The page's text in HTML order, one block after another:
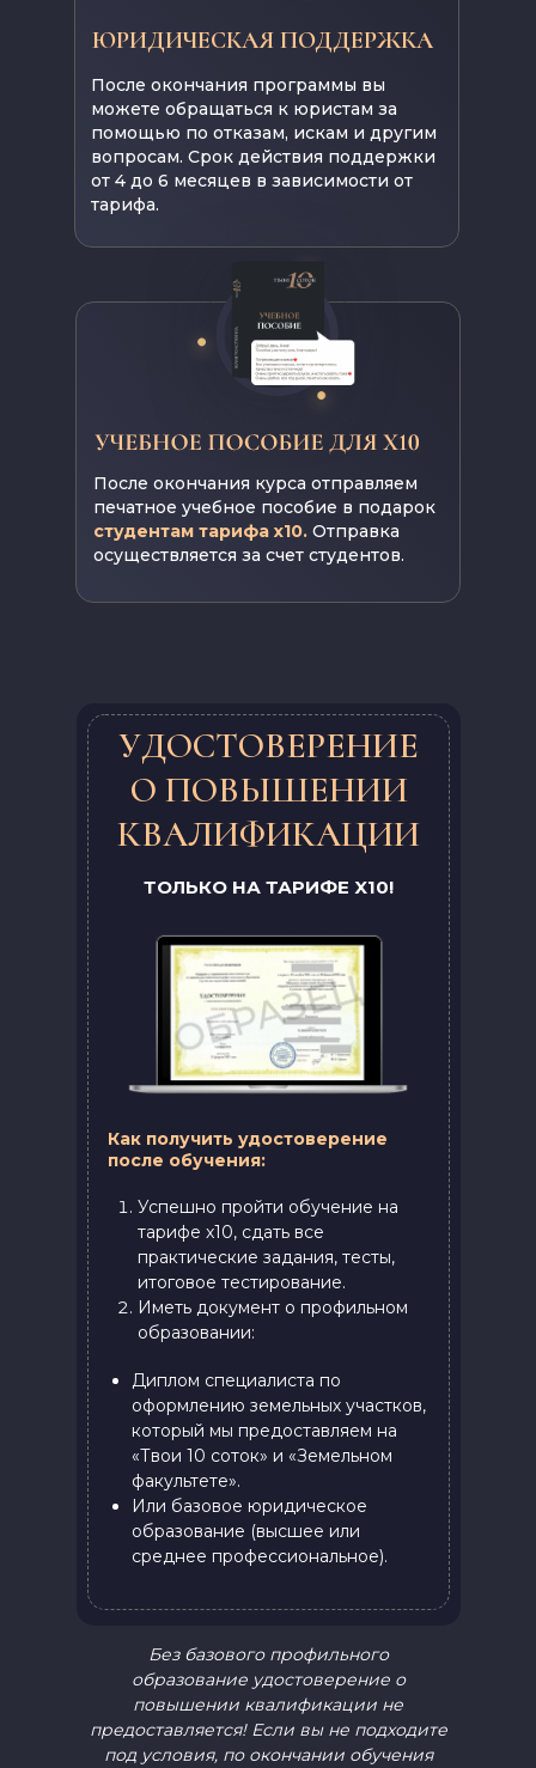
После окончания программы вы
можете обращаться к юристам за
помощью по отказам, искам и другим
вопросам. Срок действия поддержки
от 4 до 6 месяцев в зависимости от
тарифа.
ЮРИДИЧЕСКАЯ ПОДДЕРЖКА
После окончания курса отправляем
печатное учебное пособие в подарок
студентам тарифа x10. Отправка
осуществляется за счет студентов.
Как получить удостоверение
после обучения:
УДОСТОВЕРЕНИЕ
О ПОВЫШЕНИИ
КВАЛИФИКАЦИИ
ТОЛЬКО НА ТАРИФЕ X10!
Без базового профильного
образование удостоверение о
повышении квалификации не
предоставляется! Если вы не подходите
под условия, по окончании обучения
Диплом специалиста по
оформлению земельных участков,
который мы предоставляем на
«Твои 10 соток» и «Земельном
факультете».
Или базовое юридическое
образование (высшее или
среднее профессиональное).
Успешно пройти обучение на
тарифе x10, сдать все
практические задания, тесты,
итоговое тестирование.
Иметь документ о профильном
образовании: